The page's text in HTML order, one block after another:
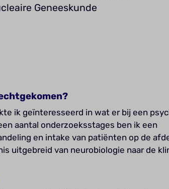
Geneeskunde
ik geïnteresseerd in wat er bij een
aantal onderzoeksstages ben ik een
en intake van patiënten op de
uitgebreid van neurobiologie naar de